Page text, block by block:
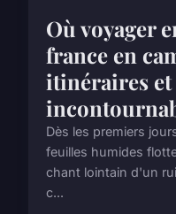
Où voyager
france en
itinéraires
Dès les premiers
feuilles humides
chant lointain d'un
c...